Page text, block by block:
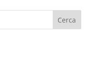
Cerca